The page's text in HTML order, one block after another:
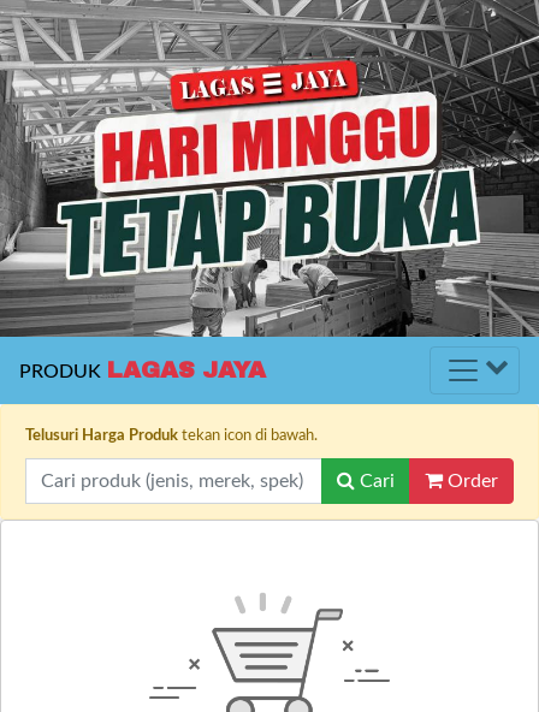
PRODUK LAGAS JAYA
Telusuri Harga Produk tekan icon di bawah.
Cari Order